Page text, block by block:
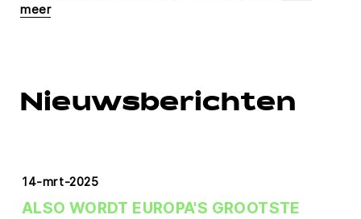
meer
Nieuwsberichten
14-mrt-2025
ALSO WORDT EUROPA'S GROOTSTE